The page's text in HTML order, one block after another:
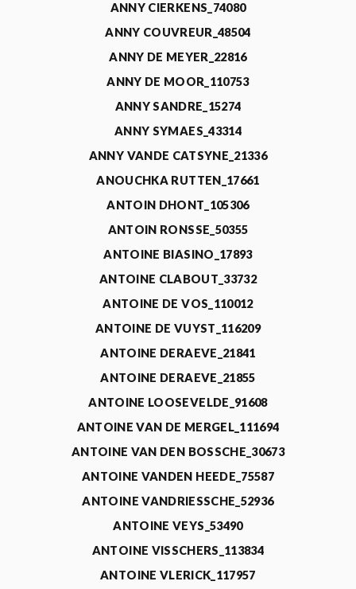
ANNY CIERKENS_74080
ANNY COUVREUR_48504
ANNY DE MEYER_22816
ANNY DE MOOR_110753
ANNY SANDRE_15274
ANNY SYMAES_43314
ANNY VANDE CATSYNE_21336
ANOUCHKA RUTTEN_17661
ANTOIN DHONT_105306
ANTOIN RONSSE_50355
ANTOINE BIASINO_17893
ANTOINE CLABOUT_33732
ANTOINE DE VOS_110012
ANTOINE DE VUYST_116209
ANTOINE DERAEVE_21841
ANTOINE DERAEVE_21855
ANTOINE LOOSEVELDE_91608
ANTOINE VAN DE MERGEL_111694
ANTOINE VAN DEN BOSSCHE_30673
ANTOINE VANDEN HEEDE_75587
ANTOINE VANDRIESSCHE_52936
ANTOINE VEYS_53490
ANTOINE VISSCHERS_113834
ANTOINE VLERICK_117957